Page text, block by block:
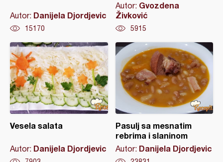
Autor: Danijela Djordjevic
15170
Autor: Gvozdena
Živković
5915
Vesela salata
Autor: Danijela Djordjevic
Pasulj sa mesnatim
rebrima i slaninom
Autor: Danijela Djordjevic